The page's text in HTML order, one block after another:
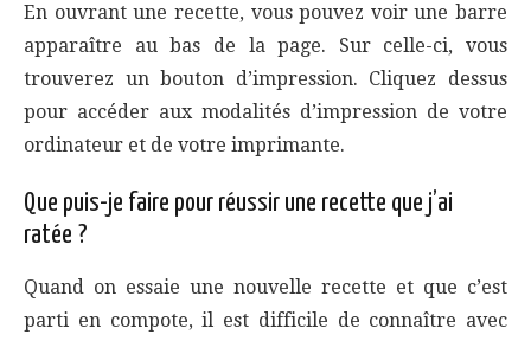
En ouvrant une recette, vous pouvez voir une barre
apparaître au bas de la page. Sur celle-ci, vous
trouverez un bouton d’impression. Cliquez dessus
pour accéder aux modalités d’impression de votre
ordinateur et de votre imprimante.
Que puis-je faire pour réussir une recette que j’ai
ratée ?
Quand on essaie une nouvelle recette et que c’est
parti en compote, il est difficile de connaître avec